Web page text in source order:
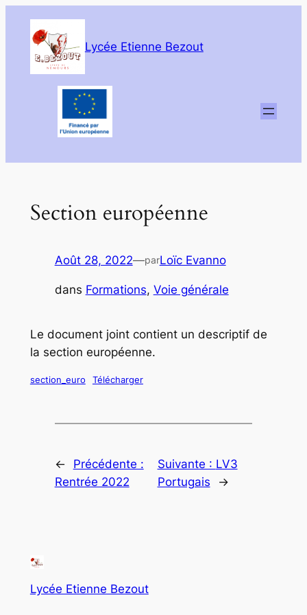
contenu
Lycée Etienne Bezout
Section européenne
Août 28, 2022—parLoïc Evanno
dans Formations, Voie générale
Le document joint contient un descriptif de
la section européenne.
section_euro Télécharger
←
Précédente :
Rentrée 2022
Suivante : LV3
Portugais
→
Lycée Etienne Bezout